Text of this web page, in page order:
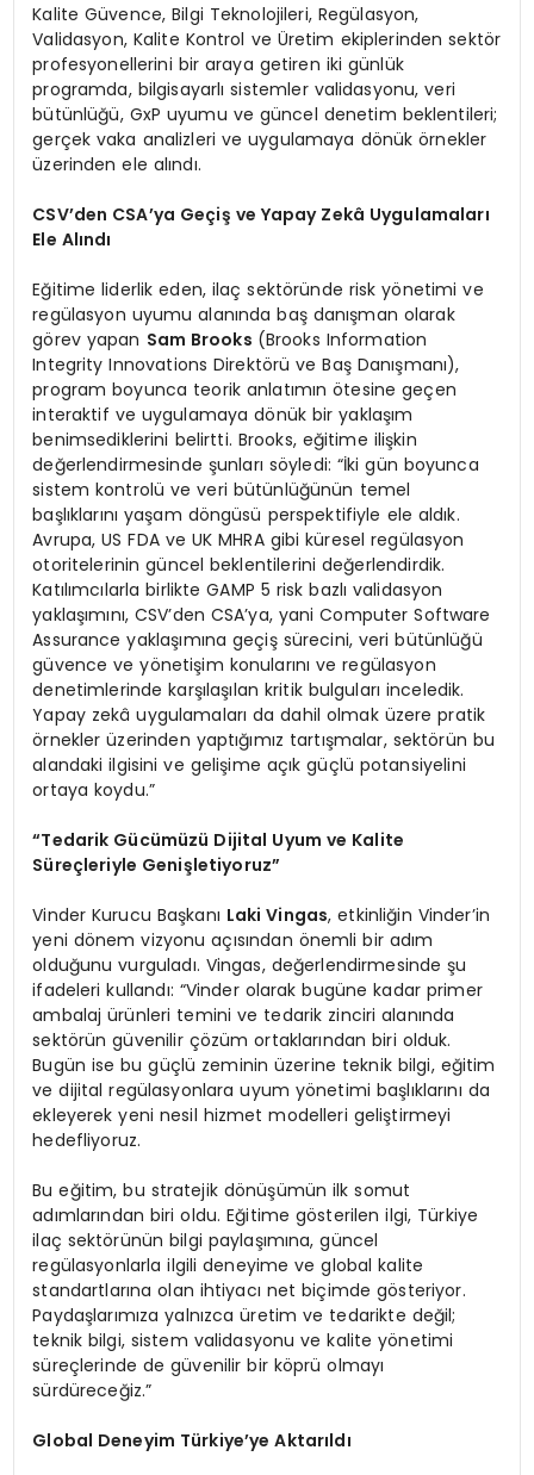
Kalite Güvence, Bilgi Teknolojileri, Regülasyon,
Validasyon, Kalite Kontrol ve Üretim ekiplerinden sektör
profesyonellerini bir araya getiren iki günlük
programda, bilgisayarlı sistemler validasyonu, veri
bütünlüğü, GxP uyumu ve güncel denetim beklentileri;
gerçek vaka analizleri ve uygulamaya dönük örnekler
üzerinden ele alındı.
CSV’den CSA’ya Geçiş ve Yapay Zekâ Uygulamaları
Ele Alındı
Eğitime liderlik eden, ilaç sektöründe risk yönetimi ve
regülasyon uyumu alanında baş danışman olarak
görev yapan Sam Brooks (Brooks Information
Integrity Innovations Direktörü ve Baş Danışmanı),
program boyunca teorik anlatımın ötesine geçen
interaktif ve uygulamaya dönük bir yaklaşım
benimsediklerini belirtti. Brooks, eğitime ilişkin
değerlendirmesinde şunları söyledi: “İki gün boyunca
sistem kontrolü ve veri bütünlüğünün temel
başlıklarını yaşam döngüsü perspektifiyle ele aldık.
Avrupa, US FDA ve UK MHRA gibi küresel regülasyon
otoritelerinin güncel beklentilerini değerlendirdik.
Katılımcılarla birlikte GAMP 5 risk bazlı validasyon
yaklaşımını, CSV’den CSA’ya, yani Computer Software
Assurance yaklaşımına geçiş sürecini, veri bütünlüğü
güvence ve yönetişim konularını ve regülasyon
denetimlerinde karşılaşılan kritik bulguları inceledik.
Yapay zekâ uygulamaları da dahil olmak üzere pratik
örnekler üzerinden yaptığımız tartışmalar, sektörün bu
alandaki ilgisini ve gelişime açık güçlü potansiyelini
ortaya koydu.”
“Tedarik Gücümüzü Dijital Uyum ve Kalite
Süreçleriyle Genişletiyoruz”
Vinder Kurucu Başkanı Laki Vingas, etkinliğin Vinder’in
yeni dönem vizyonu açısından önemli bir adım
olduğunu vurguladı. Vingas, değerlendirmesinde şu
ifadeleri kullandı: “Vinder olarak bugüne kadar primer
ambalaj ürünleri temini ve tedarik zinciri alanında
sektörün güvenilir çözüm ortaklarından biri olduk.
Bugün ise bu güçlü zeminin üzerine teknik bilgi, eğitim
ve dijital regülasyonlara uyum yönetimi başlıklarını da
ekleyerek yeni nesil hizmet modelleri geliştirmeyi
hedefliyoruz.
Bu eğitim, bu stratejik dönüşümün ilk somut
adımlarından biri oldu. Eğitime gösterilen ilgi, Türkiye
ilaç sektörünün bilgi paylaşımına, güncel
regülasyonlarla ilgili deneyime ve global kalite
standartlarına olan ihtiyacı net biçimde gösteriyor.
Paydaşlarımıza yalnızca üretim ve tedarikte değil;
teknik bilgi, sistem validasyonu ve kalite yönetimi
süreçlerinde de güvenilir bir köprü olmayı
sürdüreceğiz.”
Global Deneyim Türkiye’ye Aktarıldı